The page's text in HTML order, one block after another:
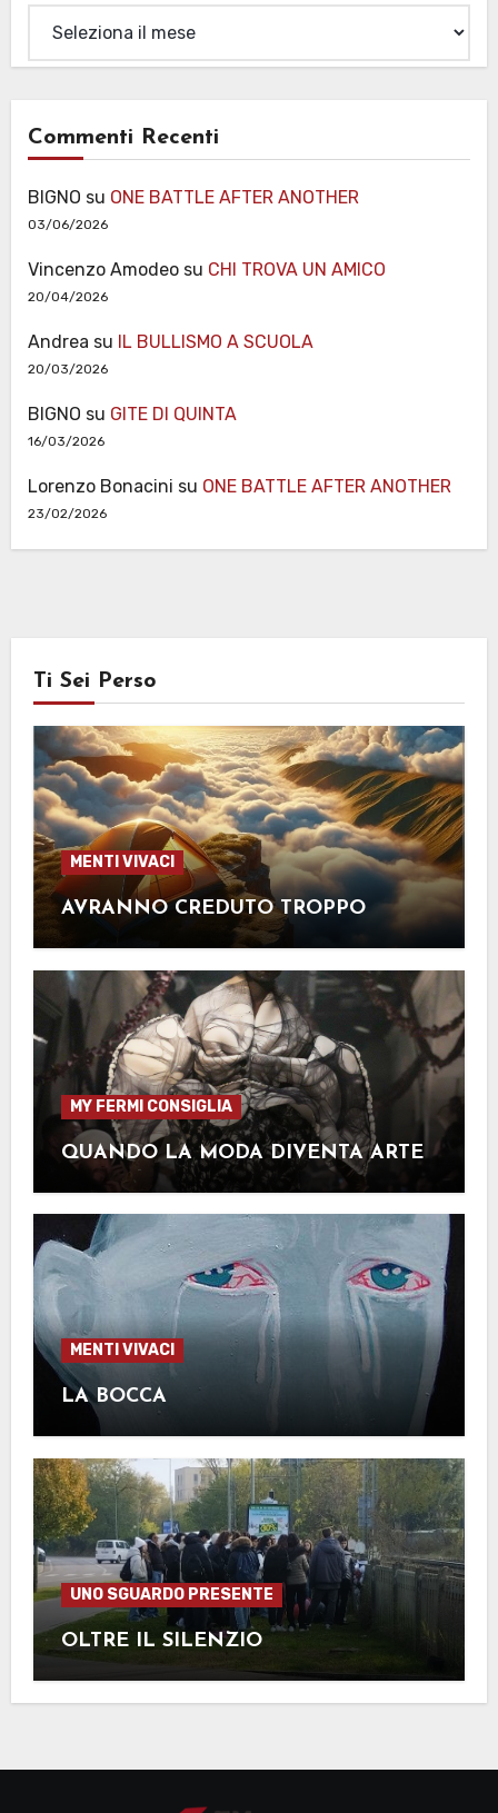
Commenti Recenti
BIGNO su ONE BATTLE AFTER ANOTHER
03/06/2026
Vincenzo Amodeosu CHI TROVA UN AMICO
20/04/2026
Andrea su IL BULLISMO A SCUOLA
20/03/2026
BIGNO su GITE DI QUINTA
16/03/2026
Lorenzo Bonacini su ONE BATTLE AFTER ANOTHER
23/02/2026
Ti Sei Perso
MENTI VIVACI
AVRANNO CREDUTO TROPPO
MY FERMI CONSIGLIA
QUANDO LA MODA DIVENTA ARTE
MENTI VIVACI
LA BOCCA
UNO SGUARDO PRESENTE
OLTRE IL SILENZIO